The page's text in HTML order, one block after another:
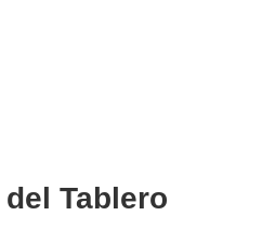
Tablero